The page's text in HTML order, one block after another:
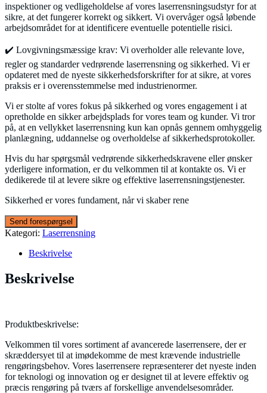
inspektioner og vedligeholdelse af vores laserrensningsudstyr for at
sikre, at det fungerer korrekt og sikkert. Vi overvåger også løbende
arbejdsområdet for at identificere eventuelle potentielle risici.
✔️ Lovgivningsmæssige krav: Vi overholder alle relevante love,
regler og standarder vedrørende laserrensning og sikkerhed. Vi er
opdateret med de nyeste sikkerhedsforskrifter for at sikre, at vores
praksis er i overensstemmelse med industrienormer.
Vi er stolte af vores fokus på sikkerhed og vores engagement i at
opretholde en sikker arbejdsplads for vores team og kunder. Vi tror
på, at en vellykket laserrensning kun kan opnås gennem omhyggelig
planlægning, uddannelse og overholdelse af sikkerhedsprotokoller.
Hvis du har spørgsmål vedrørende sikkerhedskravene eller ønsker
yderligere information, er du velkommen til at kontakte os. Vi er
dedikerede til at levere sikre og effektive laserrensningstjenester.
Sikkerhed er vores fundament, når vi skaber rene
Kategori: Laserrensning
Beskrivelse
Beskrivelse
Produktbeskrivelse:
Velkommen til vores sortiment af avancerede laserrensere, der er
skræddersyet til at imødekomme de mest krævende industrielle
rengøringsbehov. Vores laserrensere repræsenterer det nyeste inden
for teknologi og innovation og er designet til at levere effektiv og
præcis rengøring på tværs af forskellige anvendelsesområder.